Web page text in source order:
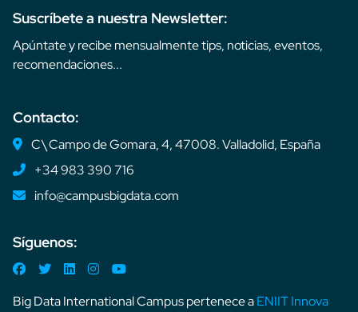
Suscríbete a nuestra Newsletter:
Apúntate y recibe mensualmente tips, noticias, eventos,
recomendaciones...
Contacto:
C\ Campo de Gomara, 4, 47008. Valladolid, España
+34 983 390 716
info@campusbigdata.com
Síguenos:
Big Data International Campus pertenece aENIIT Innova